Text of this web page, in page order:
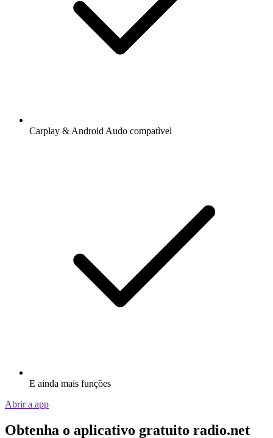
Carplay & Android Audo compatìvel
E ainda mais funções
Abrir a app
Obtenha o aplicativo gratuito radio.net